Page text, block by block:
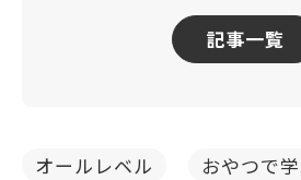
記事一覧
オールレベル
おやつで